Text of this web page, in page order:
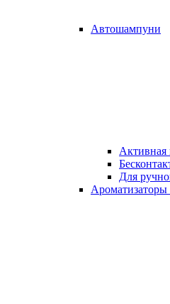
Автошампуни
Активная
Для